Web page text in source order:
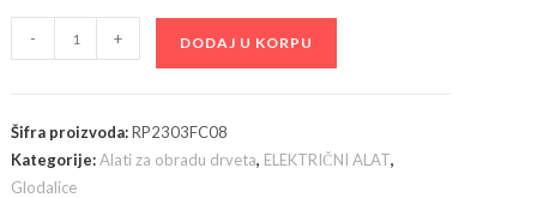
RP2303FC08
glodalica-
ober
frezer,
- + DODAJ U KORPU
Šifra proizvoda:RP2303FC08
Kategorije:Alati za obradu drveta, ELEKTRIČNI ALAT,
Glodalice